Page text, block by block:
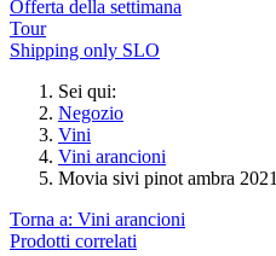
Offerta della settimana
Tour
Shipping only SLO
Sei qui:
Negozio
Vini
Vini arancioni
Movia sivi pinot ambra 2021
Torna a: Vini arancioni
Prodotti correlati